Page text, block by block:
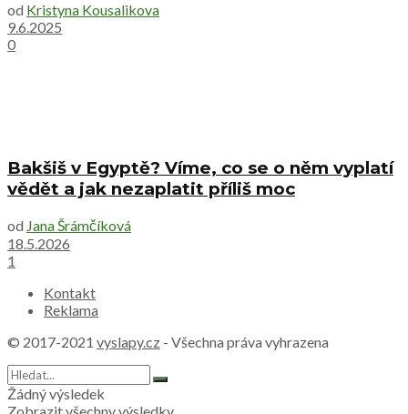
od Kristyna Kousalikova
9.6.2025
0
Bakšiš v Egyptě? Víme, co se o něm vyplatí
vědět a jak nezaplatit příliš moc
od Jana Šrámčíková
18.5.2026
1
Kontakt
Reklama
© 2017-2021 vyslapy.cz - Všechna práva vyhrazena
Žádný výsledek